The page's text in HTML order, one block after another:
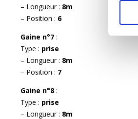
– Longueur : 8m
– Position : 6
Gaine n°7 :
Type : prise
– Longueur : 8m
– Position : 7
Gaine n°8 :
Type : prise
– Longueur : 8m